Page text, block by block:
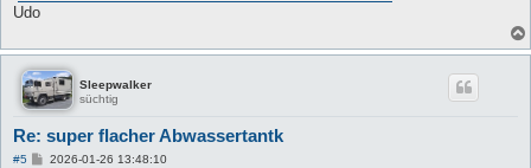
Udo
Sleepwalker
süchtig
Re: super flacher Abwassertantk
#5
B2026-01-26 13:48:10